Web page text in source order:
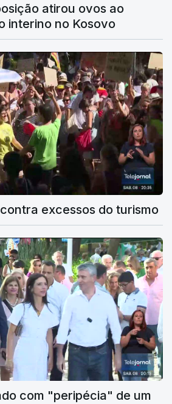
atirou ovos ao
interino no Kosovo
excessos do turismo
com "peripécia" de um